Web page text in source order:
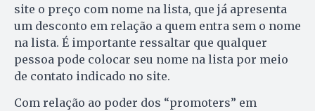
site o preço com nome na lista, que já apresenta
um desconto em relação a quem entra sem o nome
na lista. É importante ressaltar que qualquer
pessoa pode colocar seu nome na lista por meio
de contato indicado no site.
Com relação ao poder dos “promoters” em